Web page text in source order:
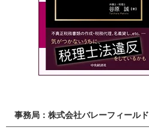
事務局：株式会社バレーフィールド